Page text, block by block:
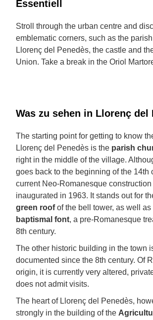
Essentiell
Stroll through the urban centre and
emblematic corners, such as the
Llorenç del Penedès, the castle and
Union. Take a break in the Oriol
Was zu sehen in Llorenç del
The starting point for getting to know
Llorenç del Penedès is the parish
right in the middle of the village.
goes back to the beginning of the 14th
current Neo-Romanesque
inaugurated in 1963. It stands out for
green roofof the bell tower, as well as
baptismal font, a pre-Romanesque
8th century.
The other historic building in the town
documented since the 8th century. Of
origin, it is currently very altered,
does not admit visits.
The heart of Llorenç del Penedès,
strongly in the building of the